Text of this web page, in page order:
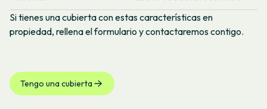
Si tienes una cubierta con estas características en
propiedad, rellena el formulario y contactaremos contigo.
Tengo una cubierta